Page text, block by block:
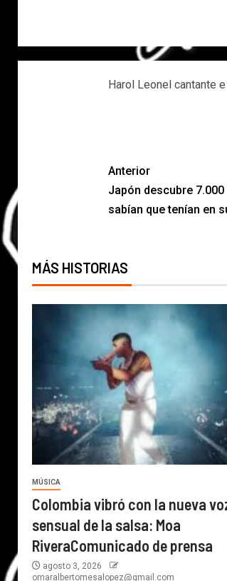
Harol Leonel cantante
Anterior
Japón descubre
sabían que tenían en
MÁS HISTORIAS
MÚSICA
Colombia vibró con la nueva
sensual de la salsa: Moa
RiveraComunicado de prensa
agosto 3, 2026
omaralbertomesalopez@gmail.com